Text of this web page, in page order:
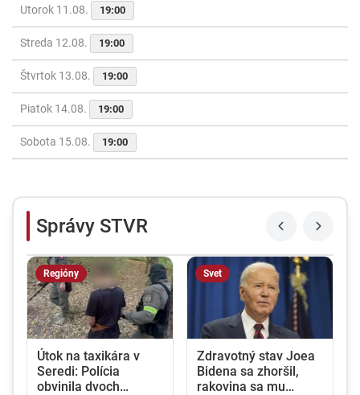
Utorok 11.08. 19:00
Streda 12.08. 19:00
Štvrtok 13.08. 19:00
Piatok 14.08. 19:00
Sobota 15.08. 19:00
Správy STVR
Regióny
Útok na taxikára v
Seredi: Polícia
obvinila dvoch
Svet
Zdravotný stav Joea
Bidena sa zhoršil,
rakovina sa mu